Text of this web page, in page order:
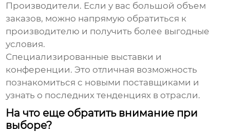
Производители. Если у вас большой объем
заказов, можно напрямую обратиться к
производителю и получить более выгодные
условия.
Специализированные выставки и
конференции. Это отличная возможность
познакомиться с новыми поставщиками и
узнать о последних тенденциях в отрасли.
На что еще обратить внимание при
выборе?